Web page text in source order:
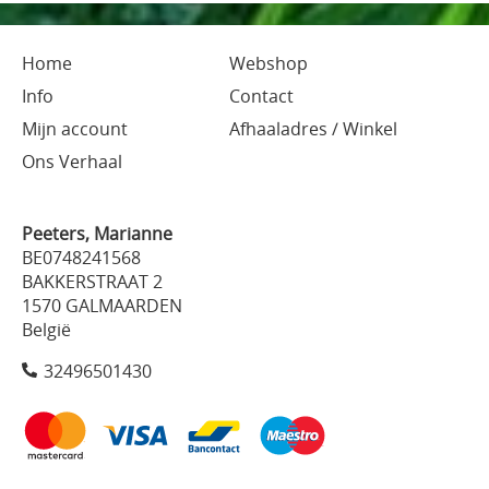
Home
Webshop
Info
Contact
Mijn account
Afhaaladres / Winkel
Ons Verhaal
Peeters, Marianne
BE0748241568
BAKKERSTRAAT 2
1570 GALMAARDEN
België
32496501430